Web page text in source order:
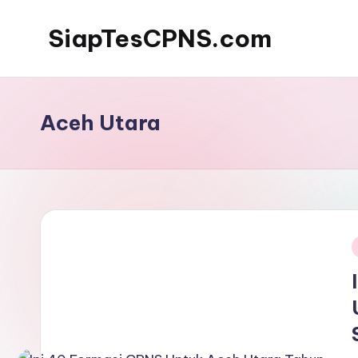
SiapTesCPNS.com
Aceh Utara